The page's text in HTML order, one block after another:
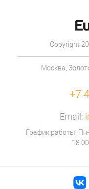
Copyright
Москва,
+7
Email:
График работы: